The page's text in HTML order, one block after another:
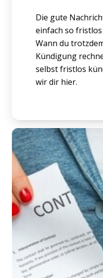
Die gute
einfach so
Wann du
Kündigung
selbst fristlos
wir dir hier.